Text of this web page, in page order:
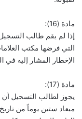
مادة (16):
إذا لم يقم طالب التسجيل
التي فرضها مكتب
الإخطار المشار إليه في
مادة (17):
يجوز لطالب التسجيل أن